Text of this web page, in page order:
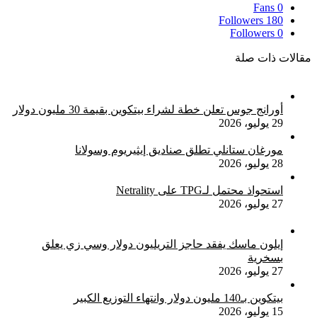
التنصيف
المعدنين
0
Fans
180
Followers
0
Followers
مقالات ذات صلة
أورانج جوس تعلن خطة لشراء بيتكوين بقيمة 30 مليون دولار
29 يوليو، 2026
مورغان ستانلي تطلق صناديق إيثيريوم وسولانا
28 يوليو، 2026
استحواذ محتمل لـTPG على Netrality
27 يوليو، 2026
إيلون ماسك يفقد حاجز التريليون دولار وسي زي يعلق
بسخرية
27 يوليو، 2026
بيتكوين بـ140 مليون دولار وانتهاء التوزيع الكبير
15 يوليو، 2026